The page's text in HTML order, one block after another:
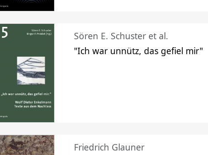
Sören E. Schuster et al.
"Ich war unnütz, das gefiel mir"
Friedrich Glauner